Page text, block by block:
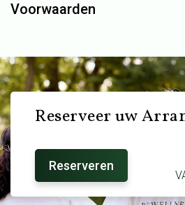
Voorwaarden
Reserveer uw
Reserveren